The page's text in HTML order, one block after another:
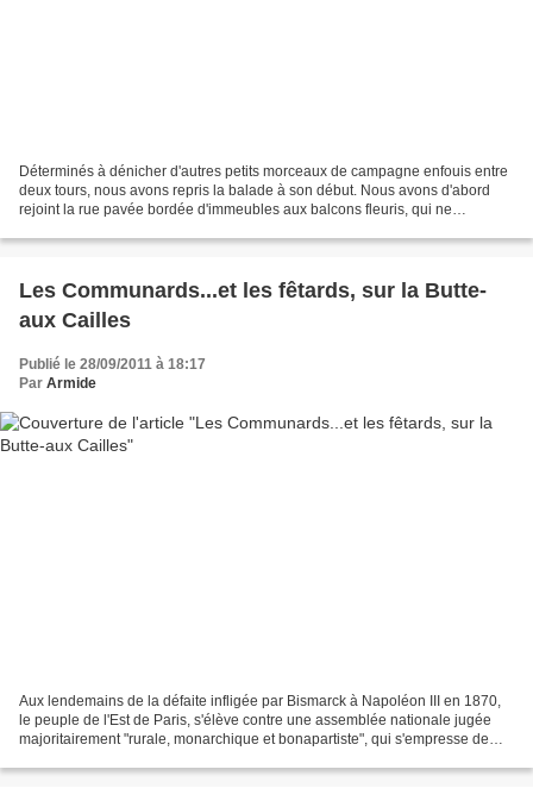
Déterminés à dénicher d'autres petits morceaux de campagne enfouis entre
deux tours, nous avons repris la balade à son début. Nous avons d'abord
rejoint la rue pavée bordée d'immeubles aux balcons fleuris, qui ne
Les Communards...et les fêtards, sur la Butte-
aux Cailles
Publié le 28/09/2011 à 18:17
Par Armide
Aux lendemains de la défaite infligée par Bismarck à Napoléon III en 1870,
le peuple de l'Est de Paris, s'élève contre une assemblée nationale jugée
majoritairement "rurale, monarchique et bonapartiste", qui s'empresse de